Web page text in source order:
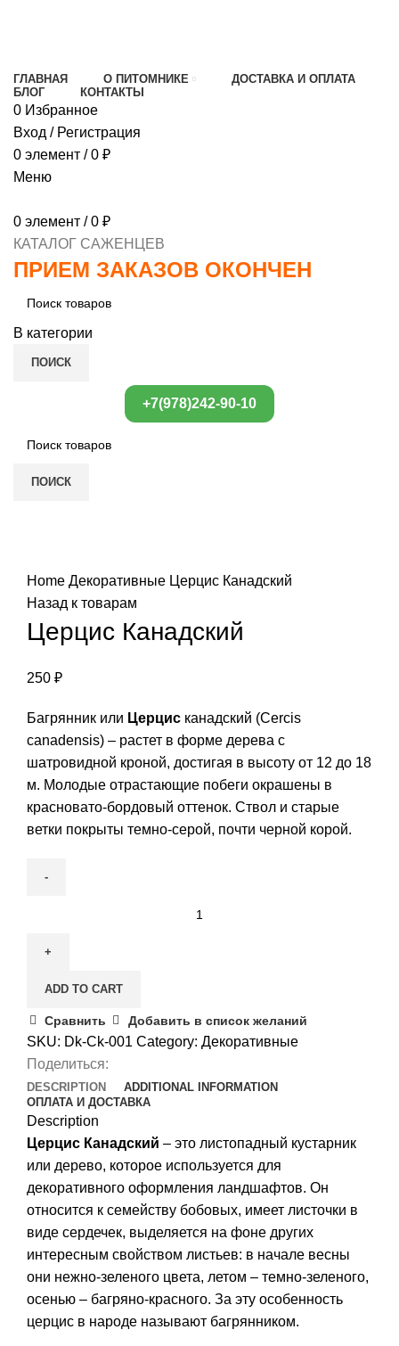
ГЛАВНАЯ О ПИТОМНИКЕ
ДОСТАВКА И ОПЛАТА
БЛОГ
КОНТАКТЫ
0 Избранное
Вход / Регистрация
0 элемент / 0 ₽
Меню
0 элемент / 0 ₽
КАТАЛОГ САЖЕНЦЕВ
ПРИЕМ ЗАКАЗОВ ОКОНЧЕН
В категории
ПОИСК
+7(978)242-90-10
ПОИСК
Home Декоративные Церцис Канадский
Назад к товарам
Церцис Канадский
250 ₽
Багрянник или Церцис канадский (Cercis
canadensis) – растет в форме дерева с
шатровидной кроной, достигая в высоту от 12 до 18
м. Молодые отрастающие побеги окрашены в
красновато-бордовый оттенок. Ствол и старые
ветки покрыты темно-серой, почти черной корой.
quantity
ADD TO CART
Сравнить Добавить в список желаний
SKU: Dk-Ck-001 Category: Декоративные
Поделиться:
DESCRIPTION
ADDITIONAL INFORMATION
ОПЛАТА И ДОСТАВКА
Description
Церцис Канадский – это листопадный кустарник
или дерево, которое используется для
декоративного оформления ландшафтов. Он
относится к семейству бобовых, имеет листочки в
виде сердечек, выделяется на фоне других
интересным свойством листьев: в начале весны
они нежно-зеленого цвета, летом – темно-зеленого,
осенью – багряно-красного. За эту особенность
церцис в народе называют багрянником.